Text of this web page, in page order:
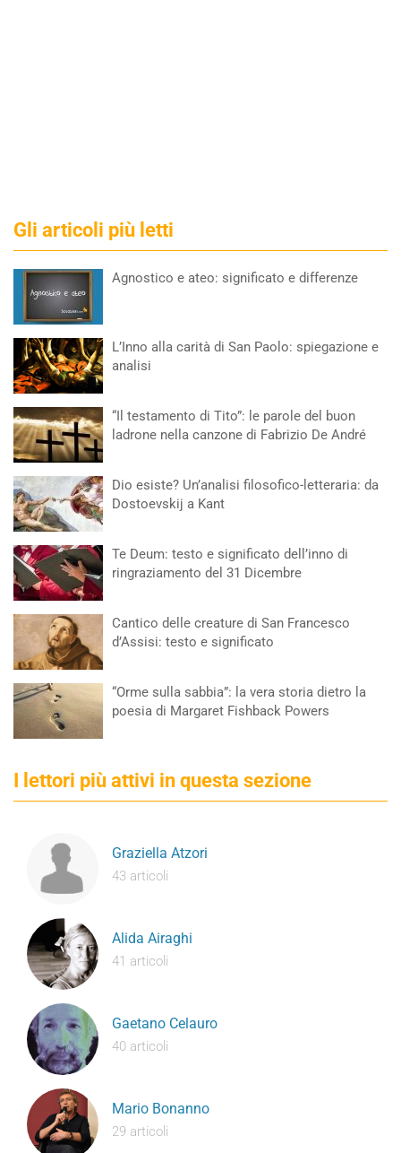
Gli articoli più letti
Agnostico e ateo: significato e differenze
L’Inno alla carità di San Paolo: spiegazione e
analisi
“Il testamento di Tito”: le parole del buon
ladrone nella canzone di Fabrizio De André
Dio esiste? Un’analisi filosofico-letteraria: da
Dostoevskij a Kant
Te Deum: testo e significato dell’inno di
ringraziamento del 31 Dicembre
Cantico delle creature di San Francesco
d’Assisi: testo e significato
“Orme sulla sabbia”: la vera storia dietro la
poesia di Margaret Fishback Powers
I lettori più attivi in questa sezione
Graziella Atzori
43 articoli
Alida Airaghi
41 articoli
Gaetano Celauro
40 articoli
Mario Bonanno
29 articoli